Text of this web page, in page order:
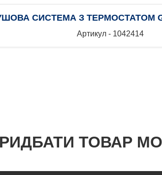
СИСТЕМА З ТЕРМОСТАТОМ
Артикул - 1042414
ТОВАР